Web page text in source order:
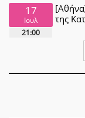
17
Ιουλ
21:00
της